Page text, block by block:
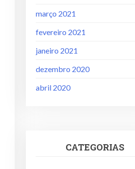
março 2021
fevereiro 2021
janeiro 2021
dezembro 2020
abril 2020
CATEGORIAS